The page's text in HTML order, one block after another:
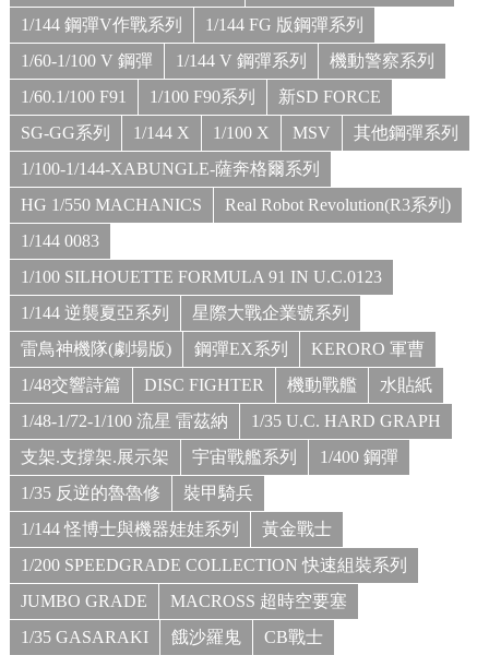
1/144 鋼彈V作戰系列
1/144 FG 版鋼彈系列
1/60-1/100 V 鋼彈
1/144 V 鋼彈系列
機動警察系列
1/60.1/100 F91
1/100 F90系列
新SD FORCE
SG-GG系列
1/144 X 1/100 X MSV
其他鋼彈系列
1/100-1/144-XABUNGLE-薩奔格爾系列
HG 1/550 MACHANICS
Real Robot Revolution(R3系列)
1/144 0083
1/100 SILHOUETTE FORMULA 91 IN U.C.0123
1/144 逆襲夏亞系列
星際大戰企業號系列
雷鳥神機隊(劇場版)
鋼彈EX系列
KERORO 軍曹
1/48交響詩篇
DISC FIGHTER 機動戰艦
水貼紙
1/48-1/72-1/100 流星 雷茲納
1/35 U.C. HARD GRAPH
支架.支撐架.展示架
宇宙戰艦系列
1/400 鋼彈
1/35 反逆的魯魯修
裝甲騎兵
1/144 怪博士與機器娃娃系列
黃金戰士
1/200 SPEEDGRADE COLLECTION 快速組裝系列
JUMBO GRADE
MACROSS 超時空要塞
1/35 GASARAKI
餓沙羅鬼
CB戰士